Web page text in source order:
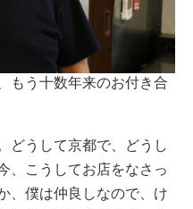
もう十数年来のお付き合
どうして京都で、どうし
、こうしてお店をなさっ
、僕は仲良しなので、け